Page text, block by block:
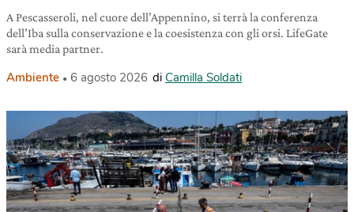
A Pescasseroli, nel cuore dell’Appennino, si terrà la conferenza
dell’Iba sulla conservazione e la coesistenza con gli orsi. LifeGate
sarà media partner.
Ambiente 6 agosto 2026 di Camilla Soldati